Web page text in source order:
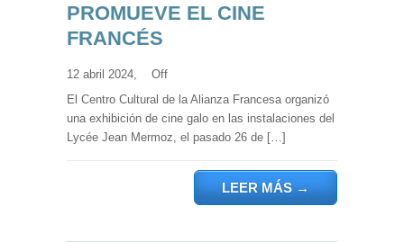
PROMUEVE EL CINE
FRANCÉS
12 abril 2024,
Off
El Centro Cultural de la Alianza Francesa organizó
una exhibición de cine galo en las instalaciones del
Lycée Jean Mermoz, el pasado 26 de […]
LEER MÁS→